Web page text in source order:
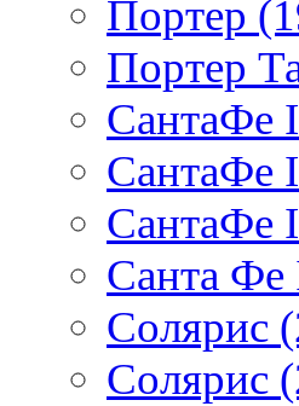
Портер
Портер
СантаФе
СантаФе
СантаФе
Санта Фе
Солярис
Солярис